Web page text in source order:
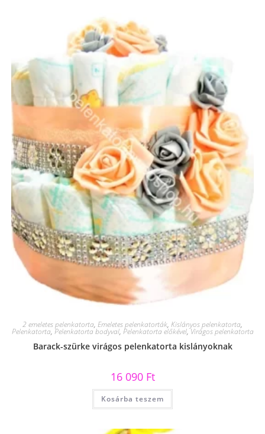
2 emeletes pelenkatorta, Emeletes pelenkatorták, Kislányos pelenkatorta,
Pelenkatorta, Pelenkatorta bodyval, Pelenkatorta előkével,Virágos pelenkatorta
Barack-szürke virágos pelenkatorta kislányoknak
16 090 Ft
Kosárba teszem